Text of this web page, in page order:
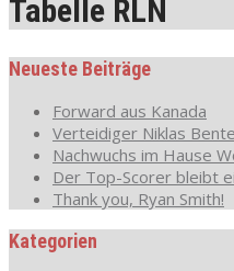
Tabelle RLN
Neueste Beiträge
Forward aus Kanada
Verteidiger Niklas
Nachwuchs im Hause
Der Top-Scorer bleibt
Thank you, Ryan Smith!
Kategorien